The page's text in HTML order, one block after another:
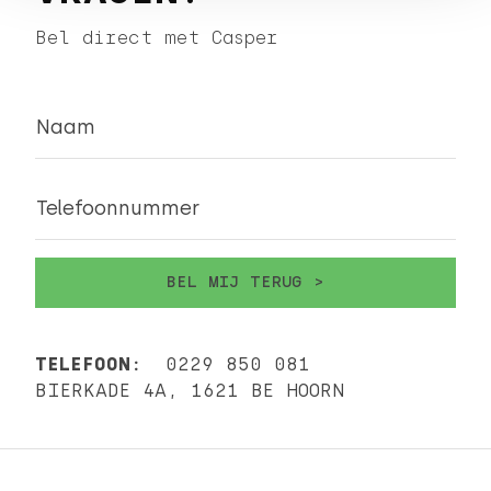
Bel direct met Casper
Naam
Telefoonnummer
TELEFOON:
0229 850 081
BIERKADE 4A, 1621 BE HOORN